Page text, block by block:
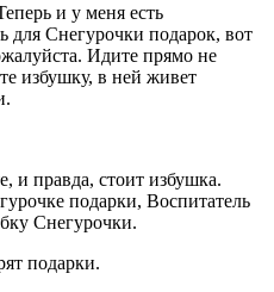
и у меня есть
для Снегурочки подарок, вот
Идите прямо не
избушку, в ней живет
и правда, стоит избушка.
подарки, Воспитатель
Снегурочки.
подарки.